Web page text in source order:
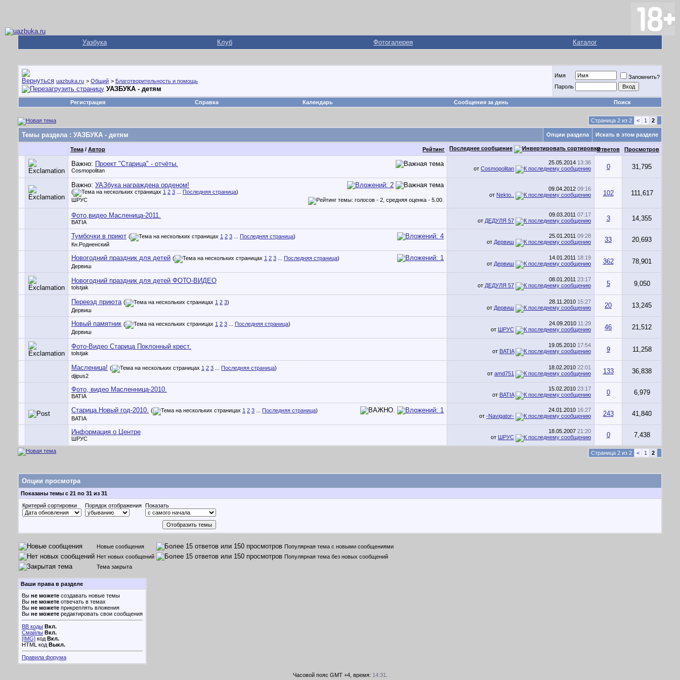
Уазбука Клуб Фотогалерея Каталог
uazbuka.ru > Общий > Благотворительность и помощь
УАЗБУКА - детям
Имя
Запомнить?
Пароль
Регистрация Справка Календарь Сообщения за день Поиск
Страница 2 из 2 < 1 2
Темы раздела: УАЗБУКА - детям Опции раздела Искать в этом разделе
Рейтинг
Тема / Автор Последнее сообщение Ответов Просмотров
Важно: Проект "Старица" - отчёты.
Cosmopolitan
25.05.2014 13:36
от Cosmopolitan 0 31,795
Важно: УАЗбука награждена орденом!
( 1 2 3 Последняя страница)
ШРУС
09.04.2012 09:16
от Nekto.. 102 111,617
Фото,видео Масленица-2011.
BATIA
09.03.2011 07:17
от ДЕДУЛЯ 57 3 14,355
Тумбочки в приют ( 1 2 3 Последняя страница)
Кн.Родненский
25.01.2011 09:28
от Дервиш 33 20,693
Новогодний праздник для детей ( 1 2 3 Последняя страница)
Дервиш
14.01.2011 18:19
от Дервиш 362 78,901
Новогодний праздник для детей ФОТО-ВИДЕО
tolstjak
08.01.2011 23:17
от ДЕДУЛЯ 57 5 9,050
Переезд приюта ( 1 2 3)
Дервиш
28.11.2010 15:27
от Дервиш 20 13,245
Новый памятник ( 1 2 3 Последняя страница)
Дервиш
24.09.2010 11:29
от ШРУС 46 21,512
Фото-Видео Старица Поклонный крест.
tolstjak
19.05.2010 17:54
от BATIA 9 11,258
Масленица! ( 1 2 3 Последняя страница)
djipus2
18.02.2010 22:01
от amd751 133 36,838
Фото, видео Масленница-2010.
BATIA
15.02.2010 23:17
от BATIA 0 6,979
Старица.Новый год-2010. ( 1 2 3 Последняя страница)
BATIA
24.01.2010 16:27
от -Navigator- 243 41,840
Информация о Центре
ШРУС
18.05.2007 21:20
от ШРУС 0 7,438
Страница 2 из 2 < 1 2
Опции просмотра
Показаны темы с 21 по 31 из 31
Критерий сортировки
Порядок отображения Показать
Новые сообщения
Популярная тема с новыми сообщениями
Нет новых сообщений
Популярная тема без новых сообщений
Тема закрыта
Ваши права в разделе
Вы не можете создавать новые темы
Вы не можете отвечать в темах
Вы не можете прикреплять вложения
Вы не можете редактировать свои сообщения
BB коды Вкл.
Смайлы Вкл.
[IMG] код Вкл.
HTML код Выкл.
Правила форума
Часовой пояс GMT +4, время: 14:31